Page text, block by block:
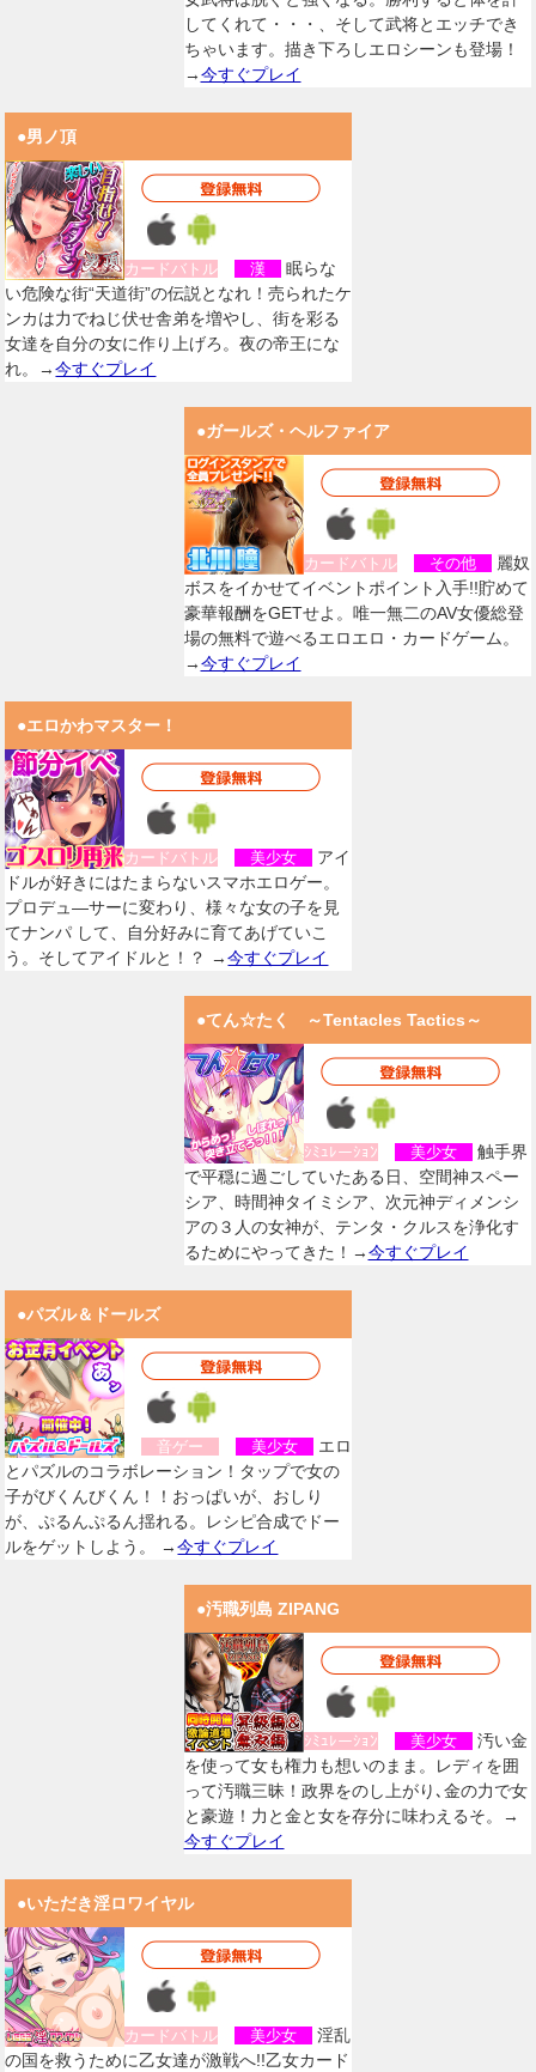
してくれて・・・、そして武将とエッチでき
ちゃいます。描き下ろしエロシーンも登場！
→今すぐプレイ
●男ノ頂
カードバトル 漢
眠らな
い危険な街“天道街”の伝説となれ！売られたケ
ンカは力でねじ伏せ舎弟を増やし、街を彩る
女達を自分の女に作り上げろ。夜の帝王にな
れ。→今すぐプレイ
●ガールズ・ヘルファイア
カードバトル その他
麗奴
ボスをイかせてイベントポイント入手!!貯めて
豪華報酬をGETせよ。唯一無二のAV女優総登
場の無料で遊べるエロエロ・カードゲーム。
→今すぐプレイ
●エロかわマスター！
カードバトル 美少女
アイ
ドルが好きにはたまらないスマホエロゲー。
プロデュ―サーに変わり、様々な女の子を見
てナンパ して、自分好みに育てあげていこ
う。そしてアイドルと！？ →今すぐプレイ
●てん☆たく ～Tentacles Tactics～
ｼﾐｭﾚーｼｮﾝ 美少女
触手界
で平穏に過ごしていたある日、空間神スペー
シア、時間神タイミシア、次元神ディメンシ
アの３人の女神が、テンタ・クルスを浄化す
るためにやってきた！→今すぐプレイ
●パズル＆ドールズ
音ゲー 美少女
エロ
とパズルのコラボレーション！タップで女の
子がびくんびくん！！おっぱいが、おしり
が、ぷるんぷるん揺れる。レシピ合成でドー
ルをゲットしよう。 →今すぐプレイ
●汚職列島 ZIPANG
ｼﾐｭﾚーｼｮﾝ 美少女
汚い金
を使って女も権力も想いのまま。レディを囲
って汚職三昧！政界をのし上がり､金の力で女
と豪遊！力と金と女を存分に味わえるそ。→
今すぐプレイ
●いただき淫ロワイヤル
カードバトル 美少女
淫乱
の国を救うために乙女達が激戦へ!!乙女カード